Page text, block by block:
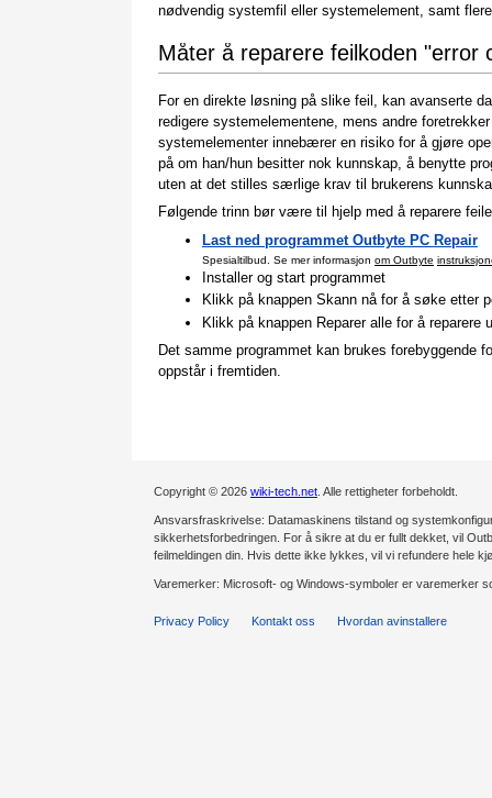
nødvendig systemfil eller systemelement, samt
Måter å reparere feilkoden "error
For en direkte løsning på slike feil, kan avanserte
redigere systemelementene, mens andre
systemelementer innebærer en risiko for å gjøre
på om han/hun besitter nok kunnskap, å benytte
uten at det stilles særlige krav til brukerens
Følgende trinn bør være til hjelp med å reparere
Last ned programmet Outbyte PC Repair
Spesialtilbud. Se mer informasjon om Outbyte
Installer og start programmet
Klikk på knappen Skann nå for å søke etter
Klikk på knappen Reparer alle for å reparere
Det samme programmet kan brukes forebyggende
oppstår i fremtiden.
Copyright © 2026 wiki-tech.net . Alle rettigheter forbeholdt.
Ansvarsfraskrivelse: Datamaskinens tilstand og
sikkerhetsforbedringen. For å sikre at du er fullt dekket, vil
feilmeldingen din. Hvis dette ikke lykkes, vil vi refundere hele
Varemerker: Microsoft- og Windows-symboler er varemerker
Privacy Policy Kontakt oss Hvordan avinstallere